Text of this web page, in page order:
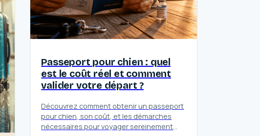
Passeport pour chien : quel
est le coût réel et comment
valider votre départ ?
Découvrez comment obtenir un passeport
pour chien, son coût, et les démarches
nécessaires pour voyager sereinement